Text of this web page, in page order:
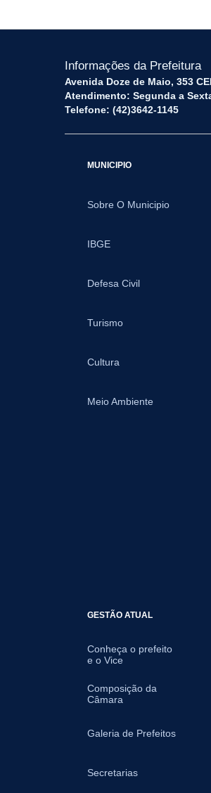
Informações da Prefeitura
Avenida Doze de Maio, 353
Atendimento: Segunda a
Telefone: (42)3642-1145
MUNICIPIO
Sobre O Municipio
IBGE
Defesa Civil
Turismo
Cultura
Meio Ambiente
GESTÃO ATUAL
Conheça o prefeito
e o Vice
Composição da
Câmara
Galeria de Prefeitos
Secretarias